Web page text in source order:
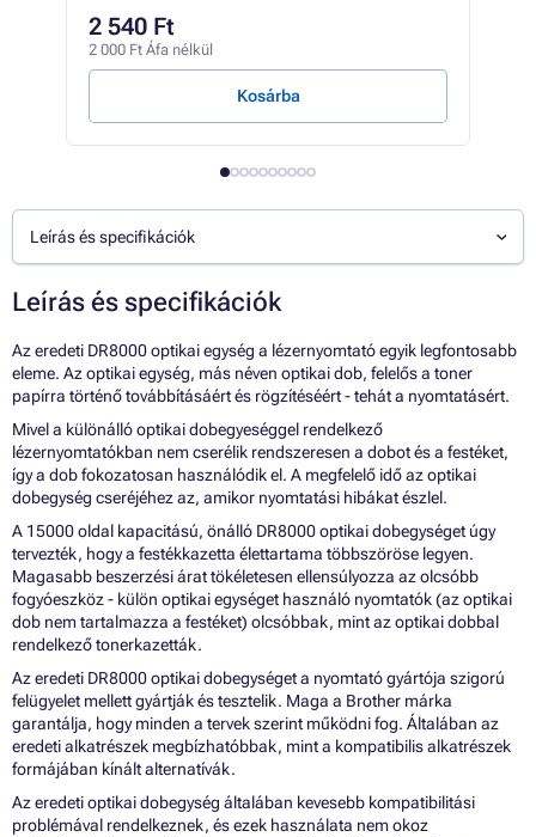
2 540 Ft
2 000 Ft Áfa nélkül
Kosárba
Leírás és specifikációk
Leírás és specifikációk
Az eredeti DR8000 optikai egység a lézernyomtató egyik legfontosabb
eleme. Az optikai egység, más néven optikai dob, felelős a toner
papírra történő továbbításáért és rögzítéséért - tehát a nyomtatásért.
Mivel a különálló optikai dobegyeséggel rendelkező
lézernyomtatókban nem cserélik rendszeresen a dobot és a festéket,
így a dob fokozatosan használódik el. A megfelelő idő az optikai
dobegység cseréjéhez az, amikor nyomtatási hibákat észlel.
A 15000 oldal kapacitású, önálló DR8000 optikai dobegységet úgy
tervezték, hogy a festékkazetta élettartama többszöröse legyen.
Magasabb beszerzési árat tökéletesen ellensúlyozza az olcsóbb
fogyóeszköz - külön optikai egységet használó nyomtatók (az optikai
dob nem tartalmazza a festéket) olcsóbbak, mint az optikai dobbal
rendelkező tonerkazetták.
Az eredeti DR8000 optikai dobegységet a nyomtató gyártója szigorú
felügyelet mellett gyártják és tesztelik. Maga a Brother márka
garantálja, hogy minden a tervek szerint működni fog. Általában az
eredeti alkatrészek megbízhatóbbak, mint a kompatibilis alkatrészek
formájában kínált alternatívák.
Az eredeti optikai dobegység általában kevesebb kompatibilitási
problémával rendelkeznek, és ezek használata nem okoz